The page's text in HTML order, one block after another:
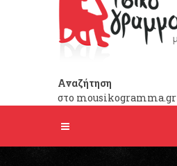
Αναζήτηση
στο mousikogramma.gr